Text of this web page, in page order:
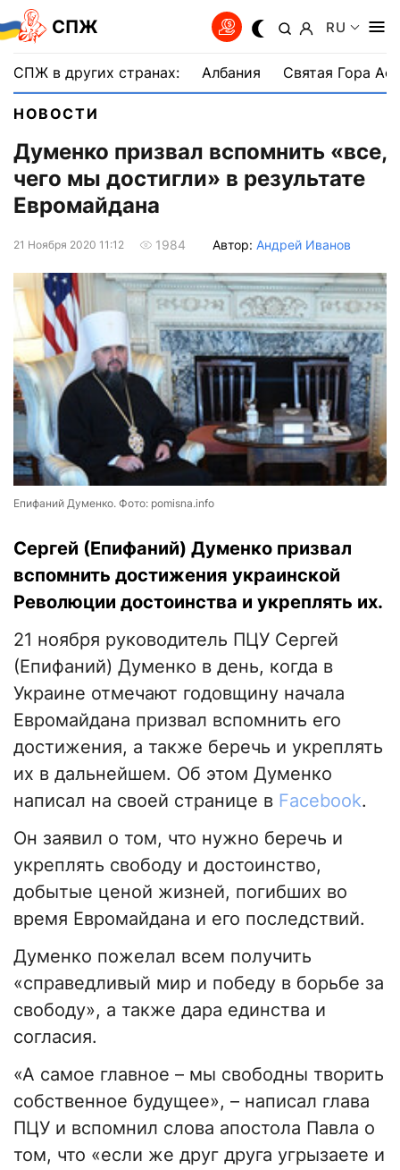
СПЖ RU
СПЖ в других странах: Албания Святая Гора
НОВОСТИ
Думенко призвал вспомнить «все,
чего мы достигли» в результате
Евромайдана
21 Ноября 2020 11:12 1984 Автор: Андрей Иванов
Епифаний Думенко. Фото: pomisna.info
Сергей (Епифаний) Думенко призвал
вспомнить достижения украинской
Революции достоинства и укреплять их.
21 ноября руководитель ПЦУ Сергей
(Епифаний) Думенко в день, когда в
Украине отмечают годовщину начала
Евромайдана призвал вспомнить его
достижения, а также беречь и укреплять
их в дальнейшем. Об этом Думенко
написал на своей странице в Facebook.
Он заявил о том, что нужно беречь и
укреплять свободу и достоинство,
добытые ценой жизней, погибших во
время Евромайдана и его последствий.
Думенко пожелал всем получить
«справедливый мир и победу в борьбе за
свободу», а также дара единства и
согласия.
«А самое главное – мы свободны творить
собственное будущее», – написал глава
ПЦУ и вспомнил слова апостола Павла о
том, что «если же друг друга угрызаете и